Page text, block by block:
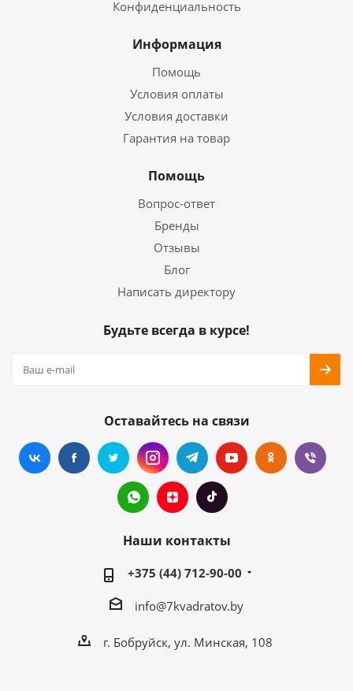
Конфиденциальность
Информация
Помощь
Условия оплаты
Условия доставки
Гарантия на товар
Помощь
Вопрос-ответ
Бренды
Отзывы
Блог
Написать директору
Будьте всегда в курсе!
Оставайтесь на связи
Наши контакты
+375 (44) 712-90-00
info@7kvadratov.by
г. Бобруйск, ул. Минская, 108